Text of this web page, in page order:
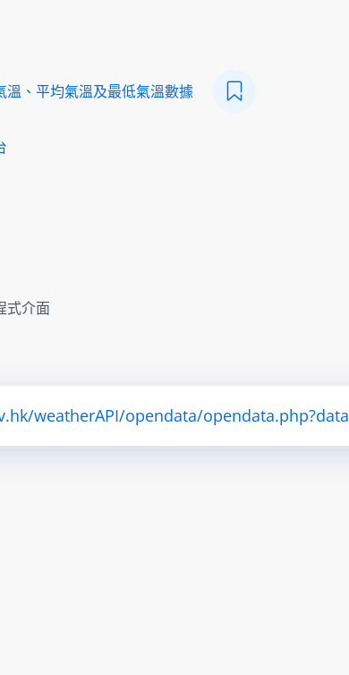
溫、平均氣溫及最低氣溫數據
式介面
weatherAPI/opendata/